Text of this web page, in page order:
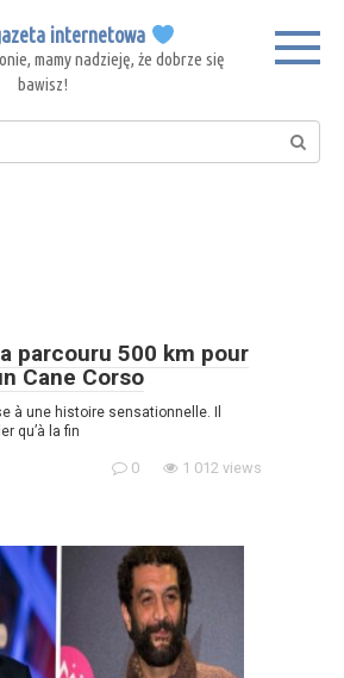
internetowa
mamy nadzieję, że dobrze się
bawisz!
parcouru 500 km pour
Cane Corso
à une histoire sensationnelle. Il
qu’à la fin
0 1 012 views